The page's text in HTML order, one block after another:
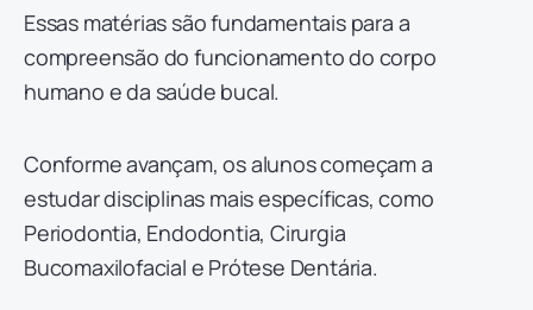
Essas matérias são fundamentais para a
compreensão do funcionamento do corpo
humano e da saúde bucal.
Conforme avançam, os alunos começam a
estudar disciplinas mais específicas, como
Periodontia, Endodontia, Cirurgia
Bucomaxilofacial e Prótese Dentária.